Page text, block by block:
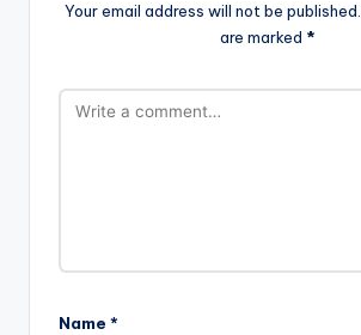
Your email address will not be published.
are marked *
Name *